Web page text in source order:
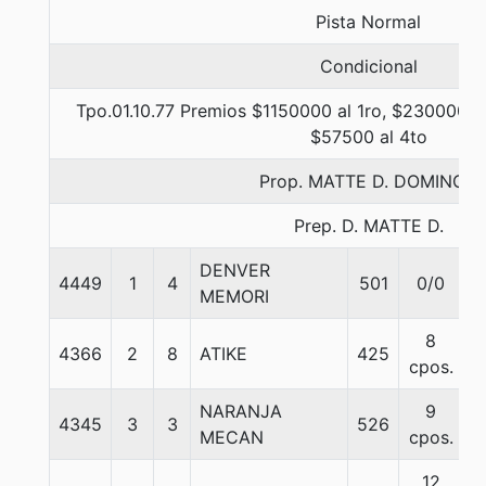
Pista Normal
Condicional
Tpo.01.10.77 Premios $1150000 al 1ro, $230000
$57500 al 4to
Prop. MATTE D. DOMINGO
Prep. D. MATTE D.
4449 1 4
DENVER
MEMORI
501 0/0
4366 2 8 ATIKE 425
8
cpos.
4345 3 3
NARANJA
MECAN
526
9
cpos.
12